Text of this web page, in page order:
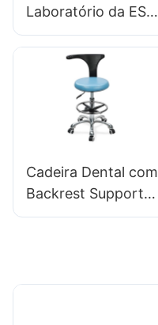
Laboratório da ESD
Ergonomic PU
Backrest Design
Base de alumínio
de 5 estrelas para
trabalho de
laboratório
Cadeira Dental com
Backrest Support
Hospital de